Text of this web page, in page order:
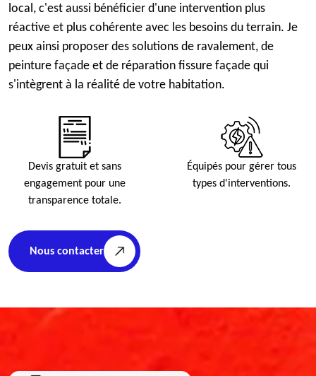
local, c'est aussi bénéficier d'une intervention plus
réactive et plus cohérente avec les besoins du terrain. Je
peux ainsi proposer des solutions de ravalement, de
peinture façade et de réparation fissure façade qui
s'intègrent à la réalité de votre habitation.
Devis gratuit et sans
engagement pour une
transparence totale.
Équipés pour gérer tous
types d'interventions.
Nous contacter